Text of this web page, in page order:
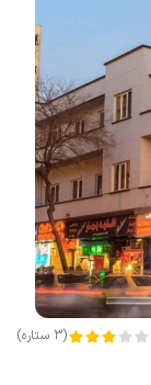
(
3 ستاره)